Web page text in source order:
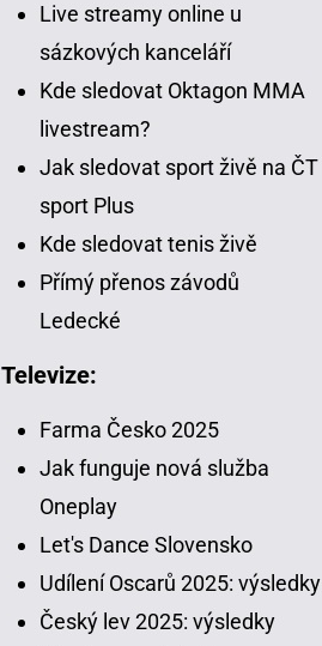
Live streamy online u
sázkových kanceláří
Kde sledovat Oktagon MMA
livestream?
Jak sledovat sport živě na ČT
sport Plus
Kde sledovat tenis živě
Přímý přenos závodů
Ledecké
Televize:
Farma Česko 2025
Jak funguje nová služba
Oneplay
Let's Dance Slovensko
Udílení Oscarů 2025: výsledky
Český lev 2025: výsledky